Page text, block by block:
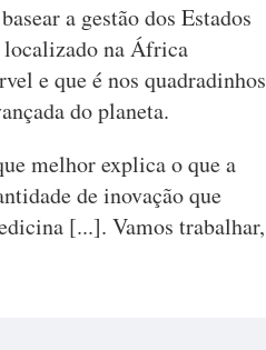
a gestão dos Estados
localizado na África
e que é nos quadradinhos
do planeta.
melhor explica o que a
de inovação que
[...]. Vamos trabalhar,